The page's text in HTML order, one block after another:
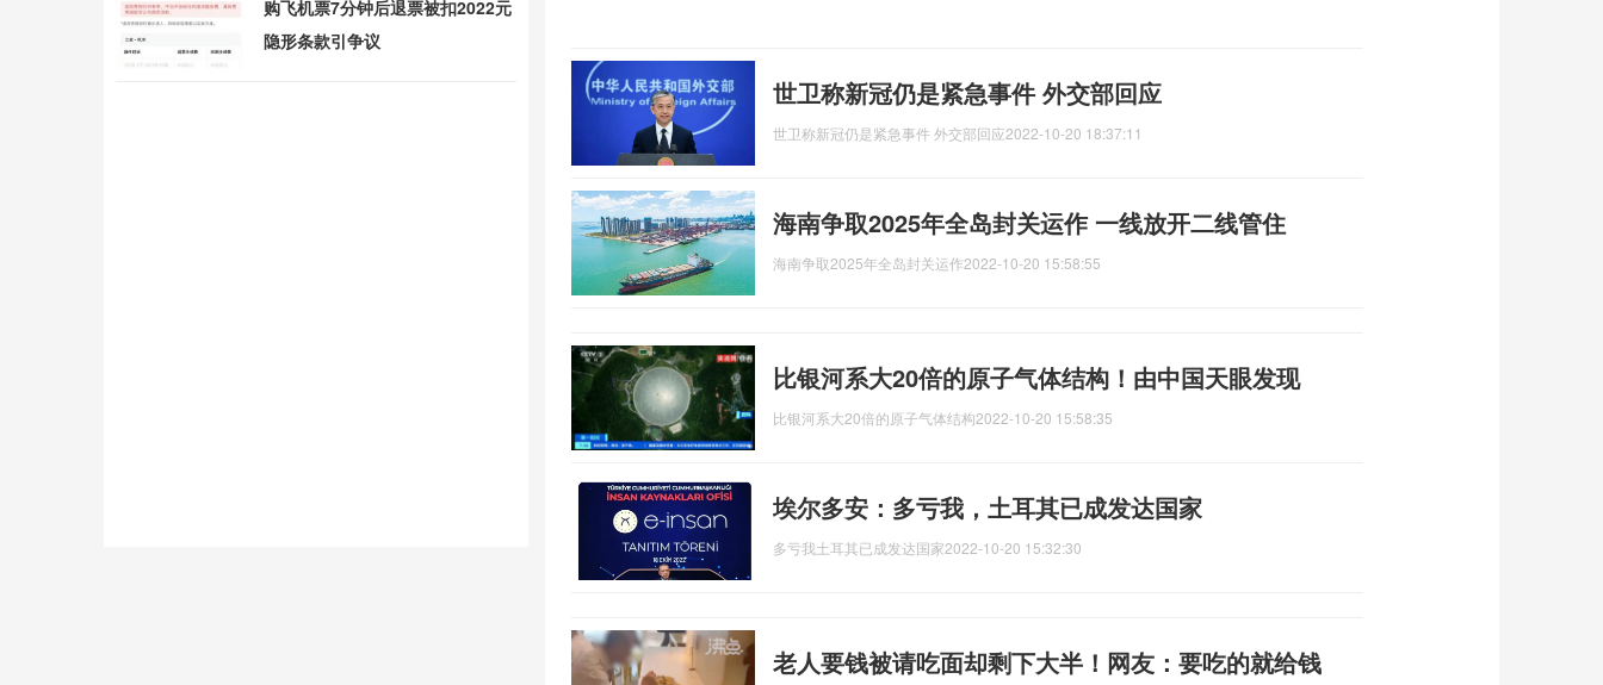
世卫称新冠仍是紧急事件 外交部回应
世卫称新冠仍是紧急事件 外交部回应2022-10-20 18:37:11
海南争取2025年全岛封关运作 一线放开二线管住
海南争取2025年全岛封关运作2022-10-20 15:58:55
比银河系大20倍的原子气体结构！由中国天眼发现
比银河系大20倍的原子气体结构2022-10-20 15:58:35
埃尔多安：多亏我，土耳其已成发达国家
多亏我土耳其已成发达国家2022-10-20 15:32:30
老人要钱被请吃面却剩下大半！网友：要吃的就给钱
购飞机票7分钟后退票被扣2022元
隐形条款引争议